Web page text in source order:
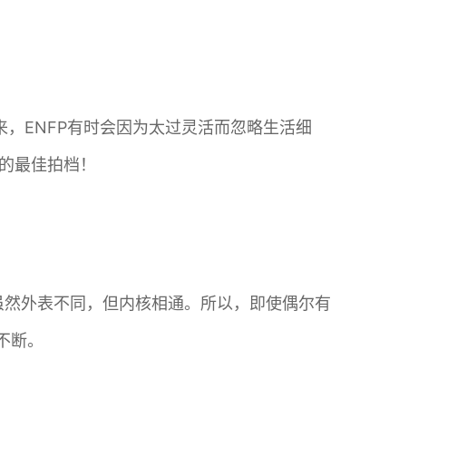
ENFP有时会因为太过灵活而忽略生活细
最佳拍档！
外表不同，但内核相通。所以，即使偶尔有
。